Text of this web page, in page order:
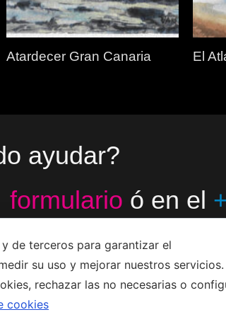
Atardecer Gran Canaria El
ayudar?
formulario ó en el
2023 - Jacco van den Hoek - Arte
de terceros para garantizar el
su uso y mejorar nuestros servicios.
rechazar las no necesarias o
cookies